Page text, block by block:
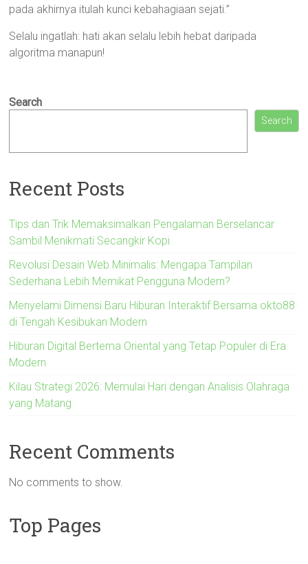
pada akhirnya itulah kunci kebahagiaan sejati.”
Selalu ingatlah: hati akan selalu lebih hebat daripada
algoritma manapun!
Search
Search
Recent Posts
Tips dan Trik Memaksimalkan Pengalaman Berselancar
Sambil Menikmati Secangkir Kopi
Revolusi Desain Web Minimalis: Mengapa Tampilan
Sederhana Lebih Memikat Pengguna Modern?
Menyelami Dimensi Baru Hiburan Interaktif Bersama okto88
di Tengah Kesibukan Modern
Hiburan Digital Bertema Oriental yang Tetap Populer di Era
Modern
Kilau Strategi 2026: Memulai Hari dengan Analisis Olahraga
yang Matang
Recent Comments
No comments to show.
Top Pages